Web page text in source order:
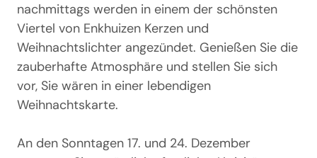
nachmittags werden in einem der schönsten
Viertel von Enkhuizen Kerzen und
Weihnachtslichter angezündet. Genießen Sie die
zauberhafte Atmosphäre und stellen Sie sich
vor, Sie wären in einer lebendigen
Weihnachtskarte.
An den Sonntagen 17. und 24. Dezember